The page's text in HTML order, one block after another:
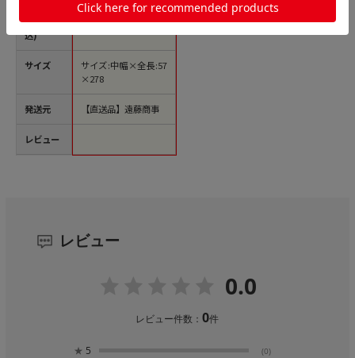
価格(税
込)
サイズ
発送元
レビュー
￥899
サイズ:中幅×全長:57
×278
【直送品】遠藤商事
レビュー
0.0
レビュー件数：0件
★ 5 (0)